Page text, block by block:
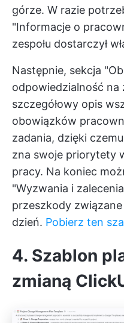
górze. W razie
"Informacje o
zespołu dostarczył
Następnie, sekcja
odpowiedzialność na
szczegółowy opis
obowiązków
zadania, dzięki
zna swoje priorytety
pracy. Na koniec
"Wyzwania i
przeszkody
dzień. Pobierz ten
4. Szablon
zmianą